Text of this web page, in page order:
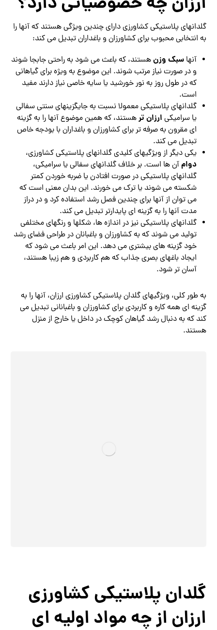
گلدانهای پلاستیکی کشاورزی دارای چندین ویژگی هستند که آنها را
به انتخابی محبوب برای کشاورزان و باغداران تبدیل می کند:
آنهاسبک وزنهستند، که باعث می شود به راحتی جابجا شوند
و در صورت نیاز مرتب شوند. این موضوع به ویژه برای گیاهانی
که در طول روز به نور خورشید یا سایه خاصی نیاز دارند مفید
است.
گلدانهای پلاستیکی معمولا نسبت به جایگزینهای سنتی سفالی
یا سرامیکی ارزان‌ ترهستند، که همین موضوع آنها را به گزینه‌
ای مقرون به صرفه‌ تر برای کشاورزان و باغداران با بودجه خاص
تبدیل می‌ کند.
یکی دیگر از ویژگیهای کلیدی گلدانهای پلاستیکی کشاورزی،
دوامآن ها است. بر خلاف گلدانهای سفالی یا سرامیکی،
گلدانهای پلاستیکی در صورت افتادن یا ضربه خوردن کمتر
شکسته می شوند یا ترک می خورند. این بدان معنی است که
می توان از آنها برای چندین فصل رشد استفاده کرد و در دراز
مدت آنها را به گزینه ای پایدارتر تبدیل می کند.
گلدانهای پلاستیکی نیز در اندازه‌ ها، شکلها و رنگهای مختلفی
تولید می‌ شوند که به کشاورزان و باغبانان در طراحی فضای رشد
خود گزینه‌ های بیشتری می‌ دهد. این امر باعث می شود که
ایجاد باغهای بصری جذاب که هم کاربردی و هم زیبا هستند،
آسان تر شود.
به طور کلی، ویژگیهای گلدان پلاستیکی کشاورزی ارزان، آنها را به
گزینه‌ ای همه‌ کاره و کاربردی برای کشاورزان و باغبانانی تبدیل می‌
کند که به دنبال رشد گیاهان کوچک در داخل یا خارج از منزل
هستند.
گلدان پلاستیکی کشاورزی
ارزان از چه مواد اولیه ای